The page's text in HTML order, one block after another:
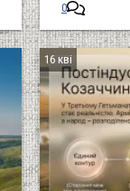
0
16 кві